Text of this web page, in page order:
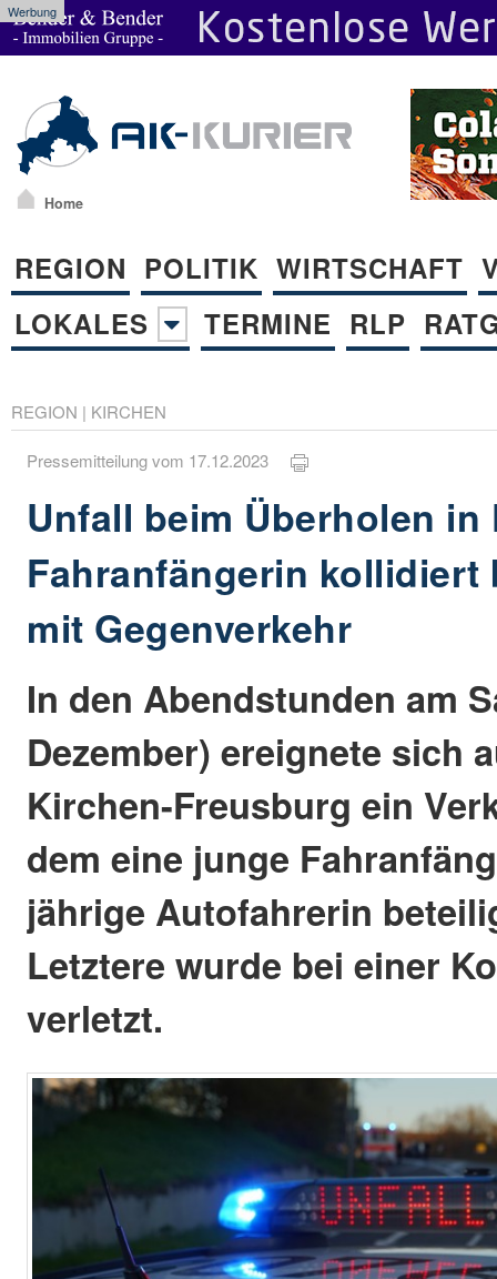
Werbung
Home
REGION POLITIK WIRTSCHAFT
LOKALES
TERMINE RLP
REGION | KIRCHEN
Pressemitteilung vom 17.12.2023
Unfall beim Überholen
Fahranfängerin kollidiert
mit Gegenverkehr
In den Abendstunden am
Dezember) ereignete sich
Kirchen-Freusburg ein
dem eine junge
jährige Autofahrerin
Letztere wurde bei einer
verletzt.